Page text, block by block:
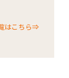
はこちら⇒